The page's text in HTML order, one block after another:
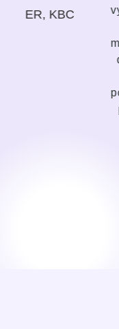
vyhovující
Způsob
motivující,
dalším
jsem
povinnost,
práci. Nyní